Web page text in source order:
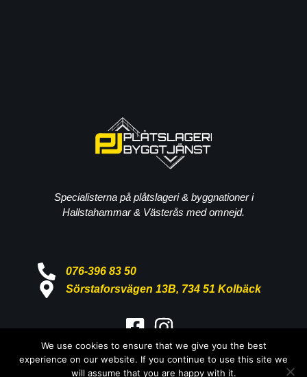
Specialisterna på plåtslageri & byggnationer i
Hallstahammar & Västerås med omnejd.
076-396 83 50
Sörstaforsvägen 13B, 734 51 Kolbäck
Copyright © 2026 Pj Plåtslageri &
Byggtjänst AB
We use cookies to ensure that we give you the best
experience on our website. If you continue to use this site we
will assume that you are happy with it.